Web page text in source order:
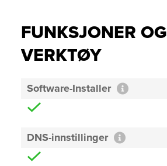
FUNKSJONER OG
VERKTØY
Software-Installer
DNS-innstillinger